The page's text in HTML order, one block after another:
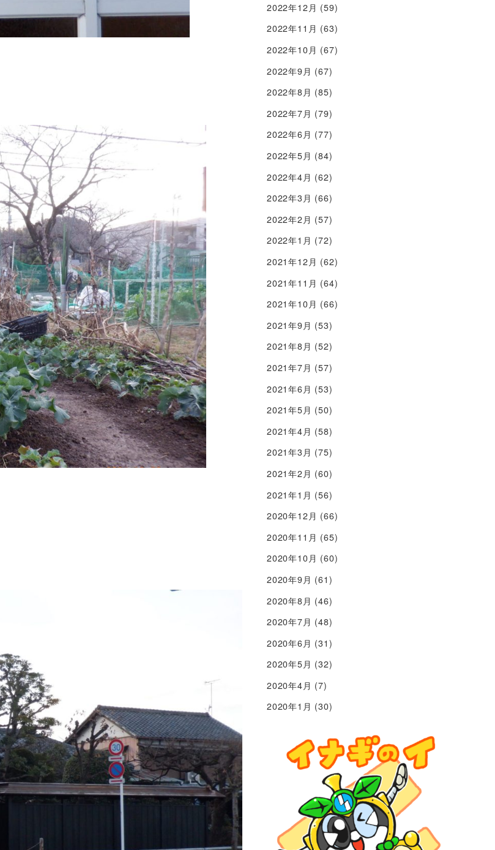
2022年12月 (59)
2022年11月 (63)
2022年10月 (67)
2022年9月 (67)
2022年8月 (85)
2022年7月 (79)
2022年6月 (77)
2022年5月 (84)
2022年4月 (62)
2022年3月 (66)
2022年2月 (57)
2022年1月 (72)
2021年12月 (62)
2021年11月 (64)
2021年10月 (66)
2021年9月 (53)
2021年8月 (52)
2021年7月 (57)
2021年6月 (53)
2021年5月 (50)
2021年4月 (58)
2021年3月 (75)
2021年2月 (60)
2021年1月 (56)
2020年12月 (66)
2020年11月 (65)
2020年10月 (60)
2020年9月 (61)
2020年8月 (46)
2020年7月 (48)
2020年6月 (31)
2020年5月 (32)
2020年4月 (7)
2020年1月 (30)